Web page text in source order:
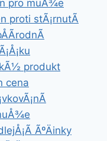
pro muÅ¾e
proti stÃ¡rnutÃ­
produkt
cena
ÃºÄinky